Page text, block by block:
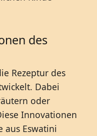
des
Rezeptur des
Dabei
oder
Innovationen
aus Eswatini